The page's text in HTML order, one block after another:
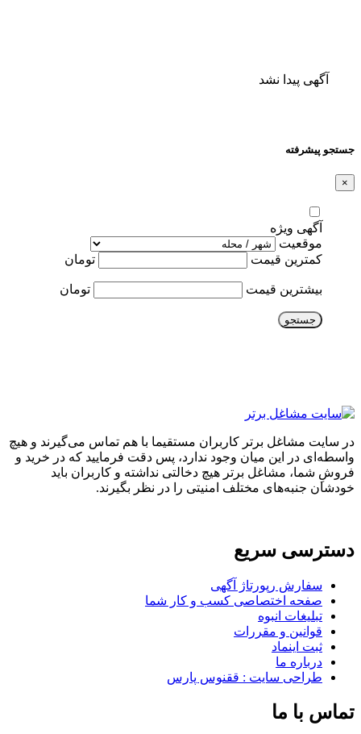
آگهی پیدا نشد
جستجو پیشرفته
×
آگهی ویژه
موقعیت
کمترین قیمت
تومان
بیشترین قیمت تومان
جستجو
در سایت مشاغل برتر کاربران مستقیما با هم تماس می‌گیرند و هیچ
واسطه‌ای در این میان وجود ندارد، پس دقت فرمایید که در خرید و
فروشِ شما، مشاغل برتر هیچ دخالتی نداشته و کاربران باید
خودشان جنبه‌های مختلف امنیتی را در نظر بگیرند.
دسترسی سریع
سفارش رپورتاژ آگهی
صفحه اختصاصی کسب و کار شما
تبلیغات انبوه
قوانین و مقررات
ثبت اینماد
درباره ما
طراحی سایت : ققنوس پارس
تماس با ما